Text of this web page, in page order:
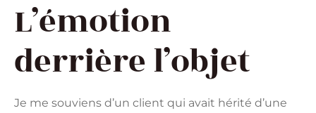
L’émotion
derrière l’objet
Je me souviens d’un client qui avait hérité d’une